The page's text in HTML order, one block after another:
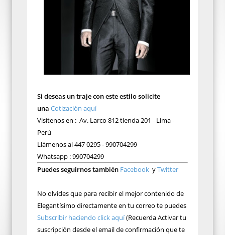
Si deseas un traje con este estilo solicite
una Cotización aquí
Visítenos en : Av. Larco 812 tienda 201 - Lima -
Perú
Llámenos al 447 0295 - 990704299
Whatsapp : 990704299
Puedes seguirnos también Facebook yTwitter
No olvides que para recibir el mejor contenido de
Elegantísimo directamente en tu correo te puedes
Subscribir haciendo click aquí(Recuerda Activar tu
suscripción desde el email de confirmación que te